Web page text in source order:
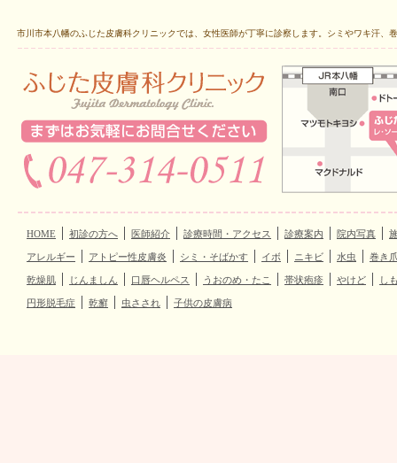
市川市本八幡のふじた皮膚科クリニックでは、女性医師が丁寧に診察します。シミやワキ汗
HOME 初診の方へ 医師紹介 診療時間・アクセス 診療案内 院内写真
アレルギー アトピー性皮膚炎 シミ・そばかす イボ ニキビ 水虫 巻き
乾燥肌 じんましん 口唇ヘルペス うおのめ・たこ 帯状疱疹 やけど し
円形脱毛症 乾癬 虫さされ 子供の皮膚病